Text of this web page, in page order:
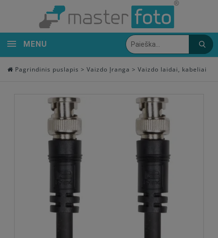
MENU
Pagrindinis puslapis > Vaizdo Įranga > Vaizdo laidai, kabeliai